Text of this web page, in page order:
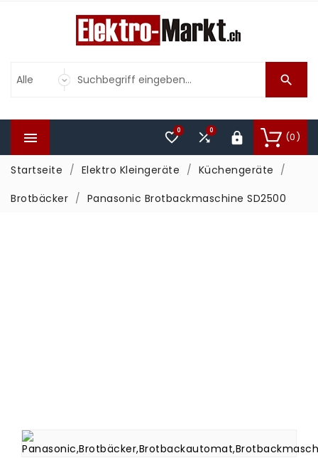

 (0)

0
0
Startseite Elektro Kleingeräte
Küchengeräte
Brotbäcker
Panasonic Brotbackmaschine SD2500